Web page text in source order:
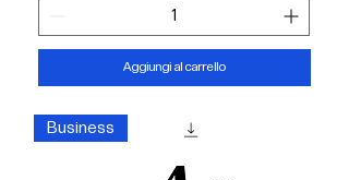
Aggiungi al carrello
Business